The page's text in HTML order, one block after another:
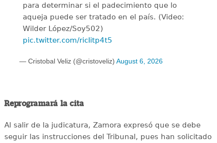
para determinar si el padecimiento que lo
aqueja puede ser tratado en el país. (Video:
Wilder López/Soy502)
pic.twitter.com/ricIitp4t5
— Cristobal Veliz (@cristoveliz) August 6, 2026
Reprogramará la cita
Al salir de la judicatura, Zamora expresó que se debe
seguir las instrucciones del Tribunal, pues han solicitado